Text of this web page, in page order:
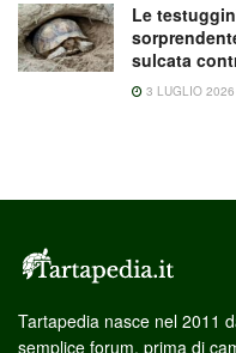
Le
sulcata
3 LUGLIO 2026
Tartapedia nasce nel 2011
semplice forum, prima di